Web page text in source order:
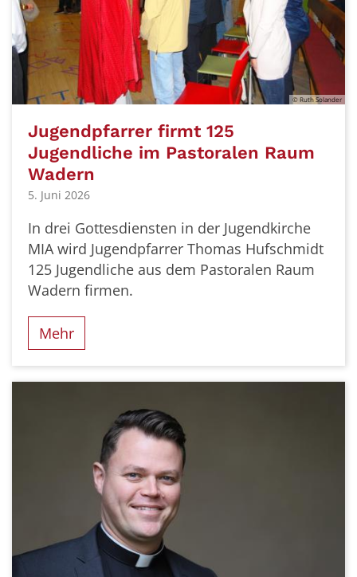
© Ruth Solander
Jugendpfarrer firmt 125
Jugendliche im Pastoralen Raum
Wadern
5. Juni 2026
In drei Gottesdiensten in der Jugendkirche
MIA wird Jugendpfarrer Thomas Hufschmidt
125 Jugendliche aus dem Pastoralen Raum
Wadern firmen.
Mehr